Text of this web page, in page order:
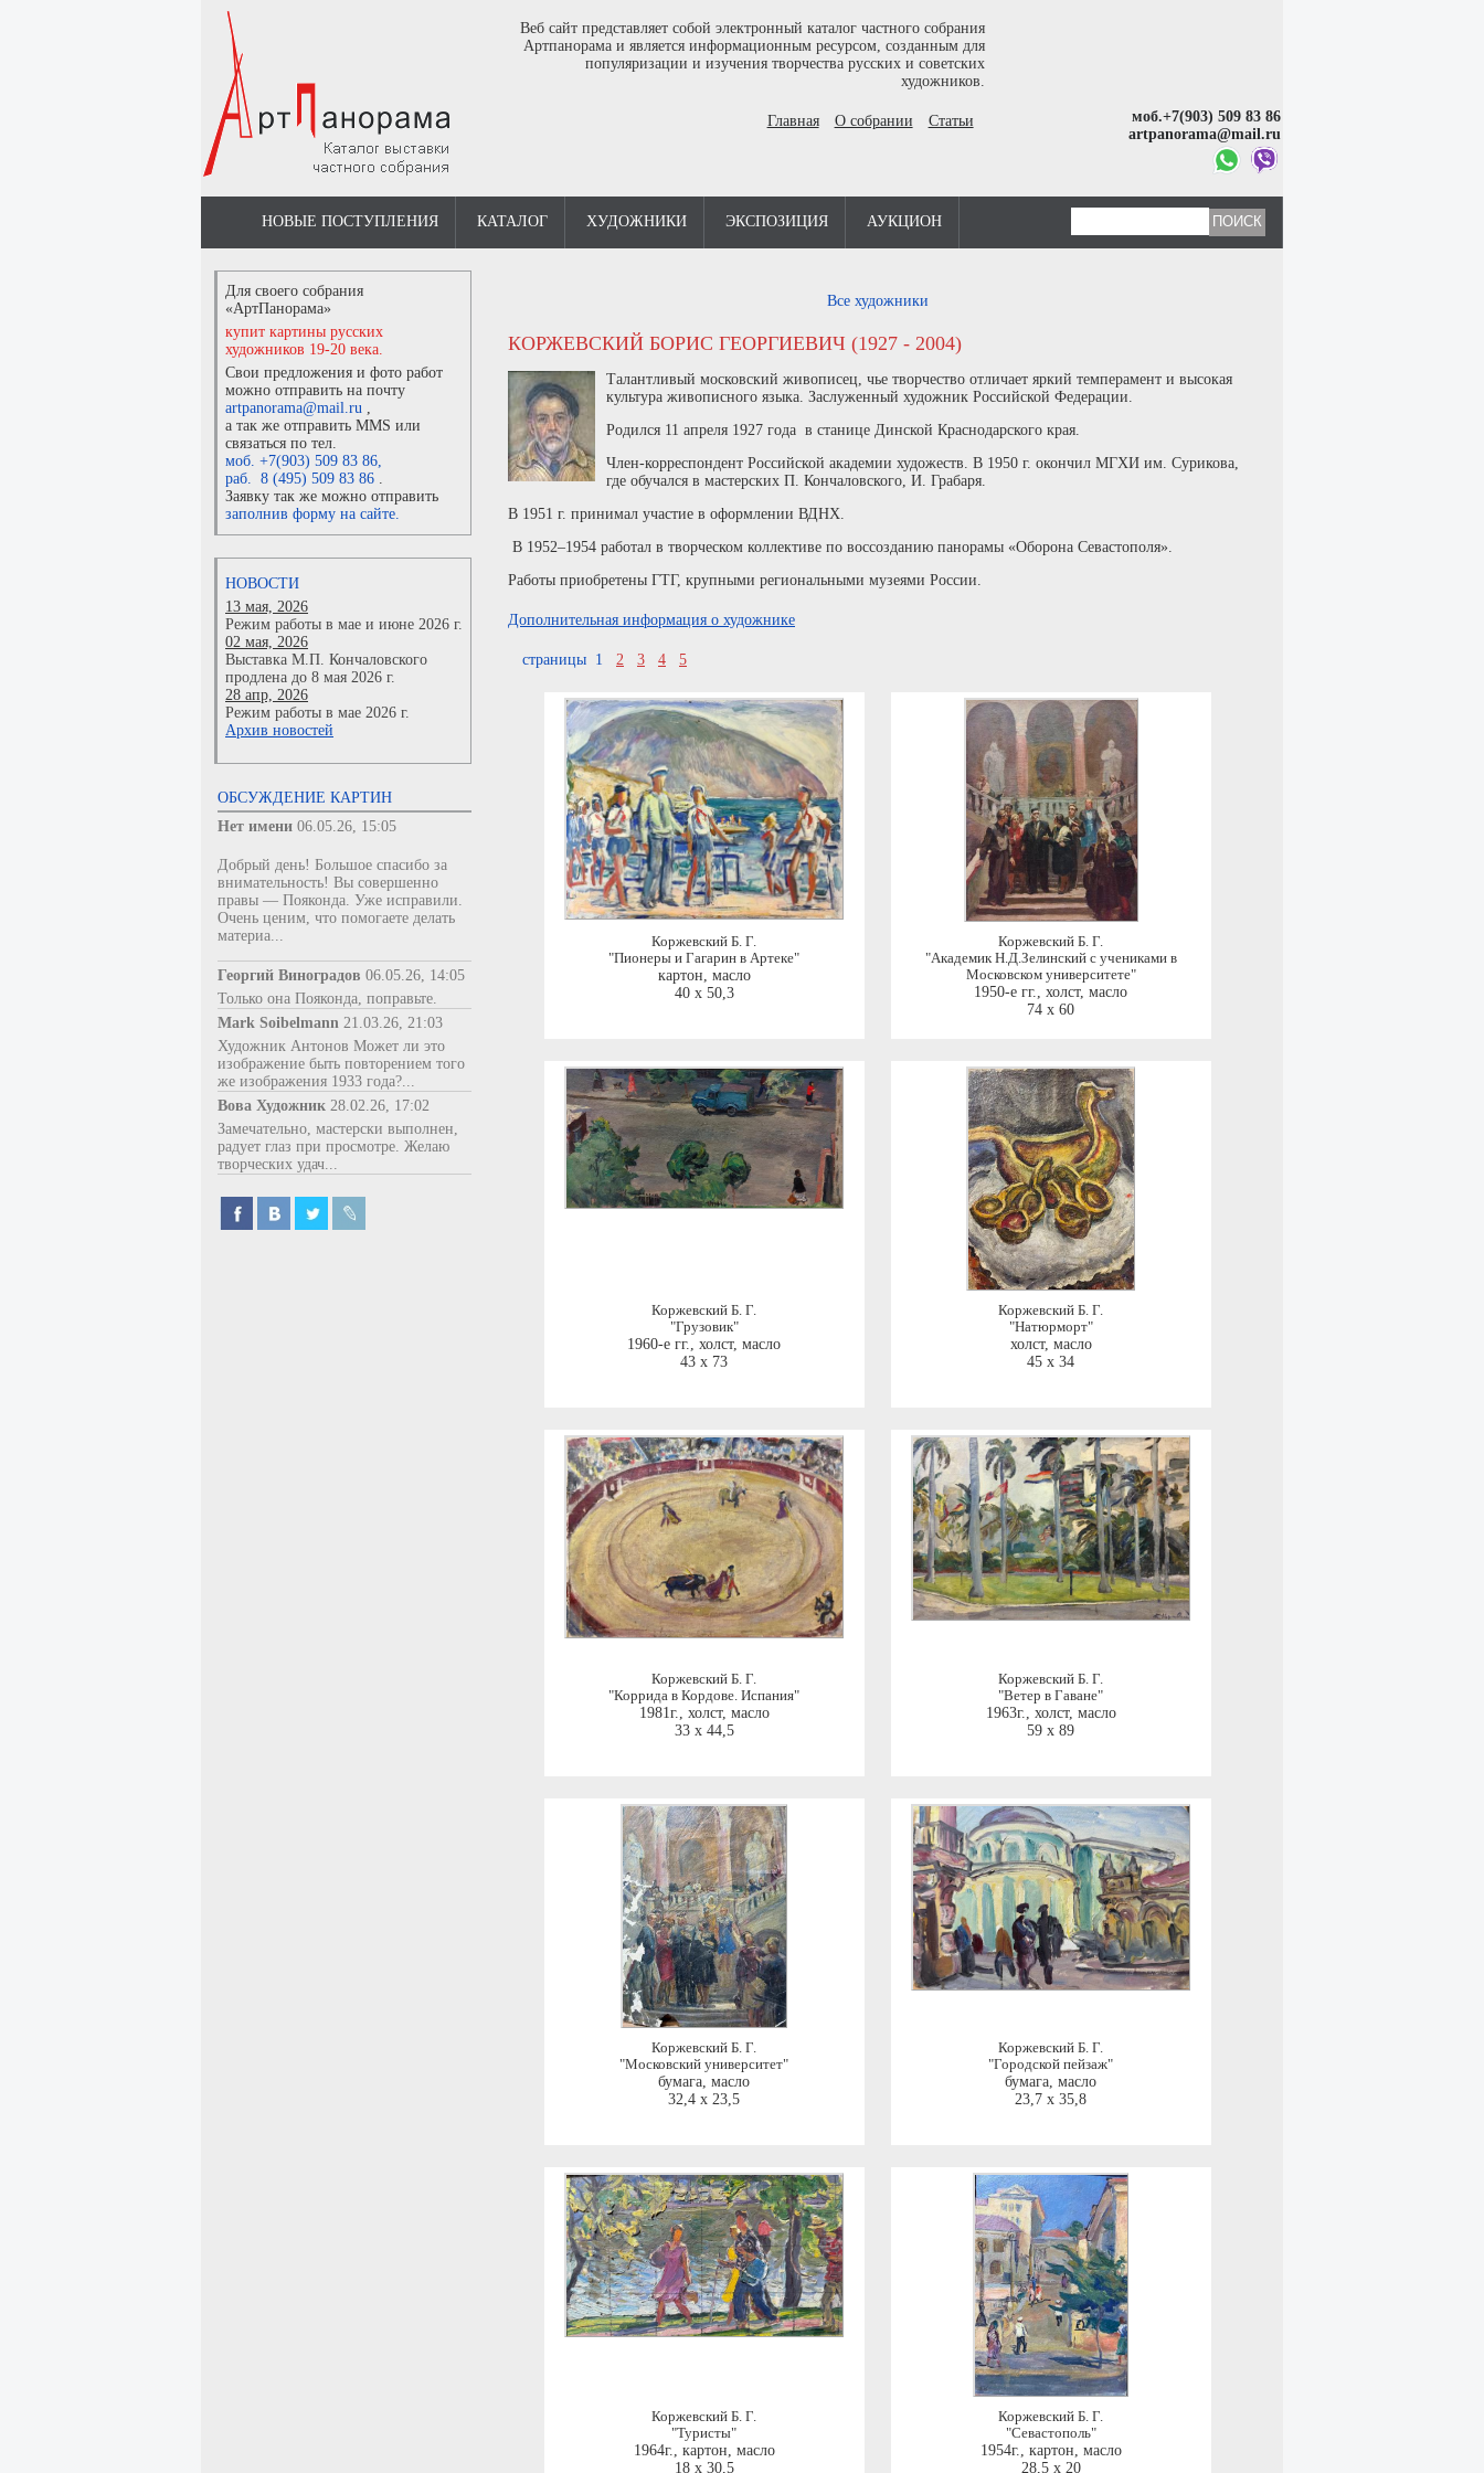
Веб сайт представляет собой электронный каталог частного собрания
Артпанорама и является информационным ресурсом, созданным для
популяризации и изучения творчества русских и советских
художников.
Главная О собрании Статьи
моб.+7(903) 509 83 86
artpanorama@mail.ru
НОВЫЕ ПОСТУПЛЕНИЯ КАТАЛОГ ХУДОЖНИКИ ЭКСПОЗИЦИЯ АУКЦИОН
Для своего собрания
«АртПанорама»
купит картины русских
художников 19-20 века.
Свои предложения и фото работ
можно отправить на почту
artpanorama@mail.ru ,
а так же отправить MMS или
связаться по тел.
моб. +7(903) 509 83 86,
раб. 8 (495) 509 83 86 .
Заявку так же можно отправить
заполнив форму на сайте.
НОВОСТИ
13 мая, 2026
Режим работы в мае и июне 2026 г.
02 мая, 2026
Выставка М.П. Кончаловского
продлена до 8 мая 2026 г.
28 апр, 2026
Режим работы в мае 2026 г.
Архив новостей
ОБСУЖДЕНИЕ КАРТИН
Нет имени 06.05.26, 15:05
Добрый день! Большое спасибо за
внимательность! Вы совершенно
правы — Пояконда. Уже исправили.
Очень ценим, что помогаете делать
материа...
Георгий Виноградов 06.05.26, 14:05
Только она Пояконда, поправьте.
Mark Soibelmann 21.03.26, 21:03
Художник Антонов Может ли это
изображение быть повторением того
же изображения 1933 года?...
Вова Художник 28.02.26, 17:02
Замечательно, мастерски выполнен,
радует глаз при просмотре. Желаю
творческих удач...
Все художники
КОРЖЕВСКИЙ БОРИС ГЕОРГИЕВИЧ (1927 - 2004)
Талантливый московский живописец, чье творчество отличает яркий темперамент и высокая
культура живописного языка. Заслуженный художник Российской Федерации.
Родился 11 апреля 1927 года в станице Динской Краснодарского края.
Член-корреспондент Российской академии художеств. В 1950 г. окончил МГХИ им. Сурикова,
где обучался в мастерских П. Кончаловского, И. Грабаря.
В 1951 г. принимал участие в оформлении ВДНХ.
В 1952–1954 работал в творческом коллективе по воссозданию панорамы «Оборона Севастополя».
Работы приобретены ГТГ, крупными региональными музеями России.
Дополнительная информация о художнике
страницы 1 2 3 4 5
Коржевский Б. Г.
"Пионеры и Гагарин в Артеке"
картон, масло
40 x 50,3
Коржевский Б. Г.
"Академик Н.Д.Зелинский с учениками в
Московском университете"
1950-е гг., холст, масло
74 x 60
Коржевский Б. Г.
"Грузовик"
1960-е гг., холст, масло
43 x 73
Коржевский Б. Г.
"Натюрморт"
холст, масло
45 x 34
Коржевский Б. Г.
"Коррида в Кордове. Испания"
1981г., холст, масло
33 x 44,5
Коржевский Б. Г.
"Ветер в Гаване"
1963г., холст, масло
59 x 89
Коржевский Б. Г.
"Московский университет"
бумага, масло
32,4 x 23,5
Коржевский Б. Г.
"Городской пейзаж"
бумага, масло
23,7 x 35,8
Коржевский Б. Г.
"Туристы"
1964г., картон, масло
18 x 30,5
Коржевский Б. Г.
"Севастополь"
1954г., картон, масло
28,5 x 20